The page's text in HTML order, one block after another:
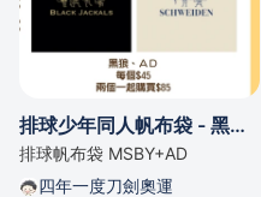
排球少年同人帆布袋 - 黑狼&阿德勒
排球帆布袋 MSBY+AD
四年一度刀劍奧運